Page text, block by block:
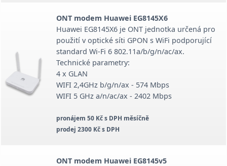
ONT modem Huawei EG8145X6
Huawei EG8145X6 je ONT jednotka určená pro
použití v optické síti GPON s WiFi podporující
standard Wi-Fi 6 802.11a/b/g/n/ac/ax.
Technické parametry:
4 x GLAN
WIFI 2,4GHz b/g/n/ax - 574 Mbps
WIFI 5 GHz a/n/ac/ax - 2402 Mbps
pronájem 50 Kč s DPH měsíčně
prodej 2300 Kč s DPH
ONT modem Huawei EG8145v5